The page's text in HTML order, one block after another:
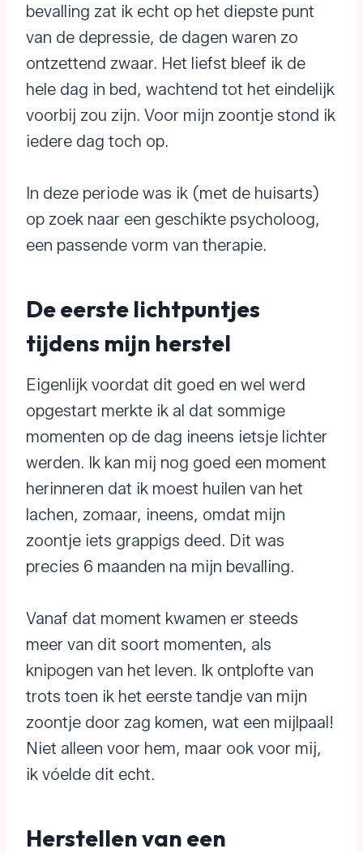
bevalling zat ik echt op het diepste punt
van de depressie, de dagen waren zo
ontzettend zwaar. Het liefst bleef ik de
hele dag in bed, wachtend tot het eindelijk
voorbij zou zijn. Voor mijn zoontje stond ik
iedere dag toch op.
In deze periode was ik (met de huisarts)
op zoek naar een geschikte psycholoog,
een passende vorm van therapie.
De eerste lichtpuntjes
tijdens mijn herstel
Eigenlijk voordat dit goed en wel werd
opgestart merkte ik al dat sommige
momenten op de dag ineens ietsje lichter
werden. Ik kan mij nog goed een moment
herinneren dat ik moest huilen van het
lachen, zomaar, ineens, omdat mijn
zoontje iets grappigs deed. Dit was
precies 6 maanden na mijn bevalling.
Vanaf dat moment kwamen er steeds
meer van dit soort momenten, als
knipogen van het leven. Ik ontplofte van
trots toen ik het eerste tandje van mijn
zoontje door zag komen, wat een mijlpaal!
Niet alleen voor hem, maar ook voor mij,
ik vóelde dit echt.
Herstellen van een